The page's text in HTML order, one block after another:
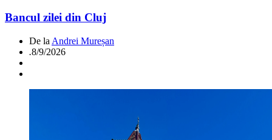
Bancul zilei din Cluj
De la Andrei Mureșan
.8/9/2026